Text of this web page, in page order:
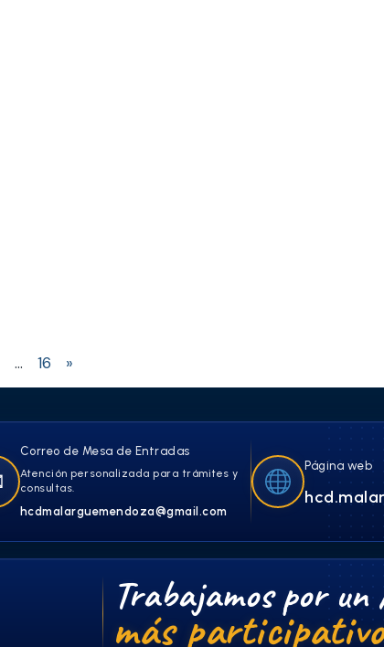
… 16 »
Correo de Mesa de Entradas
Atención personalizada para trámites y
consultas.
hcdmalarguemendoza@gmail.com
Página web
Trabajamos por un
más